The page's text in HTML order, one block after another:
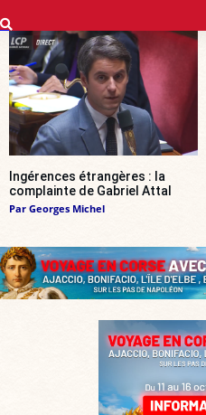
Ingérences étrangères : la
complainte de Gabriel Attal
Par Georges Michel